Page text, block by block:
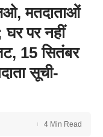
मतदाताओं
घर पर नहीं
15 सितंबर
सूची-
4 Min Read